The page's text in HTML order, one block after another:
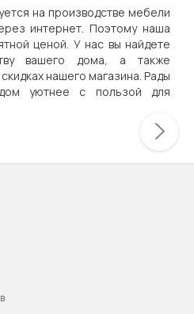
на производстве мебели
интернет. Поэтому наша
ценой. У нас вы найдете
вашего дома, а также
нашего магазина. Рады
уютнее с пользой для